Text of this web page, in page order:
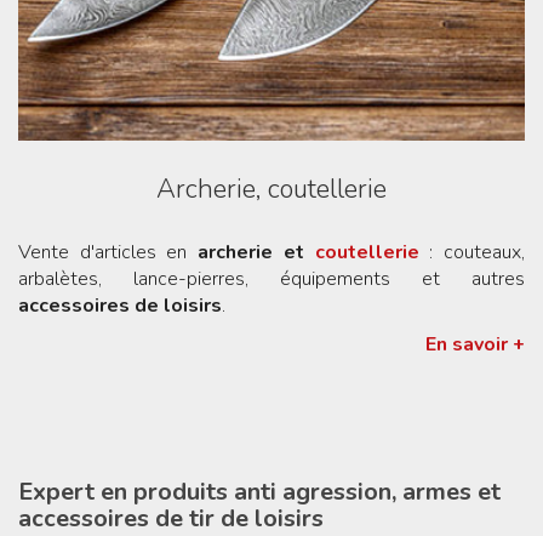
Archerie, coutellerie
Vente d'articles en archerie et coutellerie : couteaux,
arbalètes, lance-pierres, équipements et autres
accessoires de loisirs.
En savoir +
Expert en produits anti agression, armes et
accessoires de tir de loisirs